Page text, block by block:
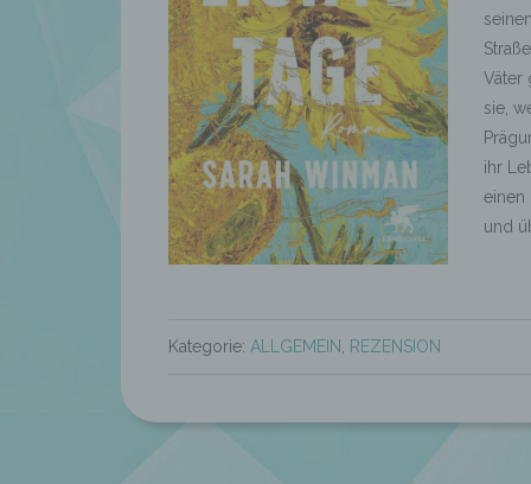
Väter
sie,
ihr
einen
und
Kategorie: ALLGEMEIN REZENSION